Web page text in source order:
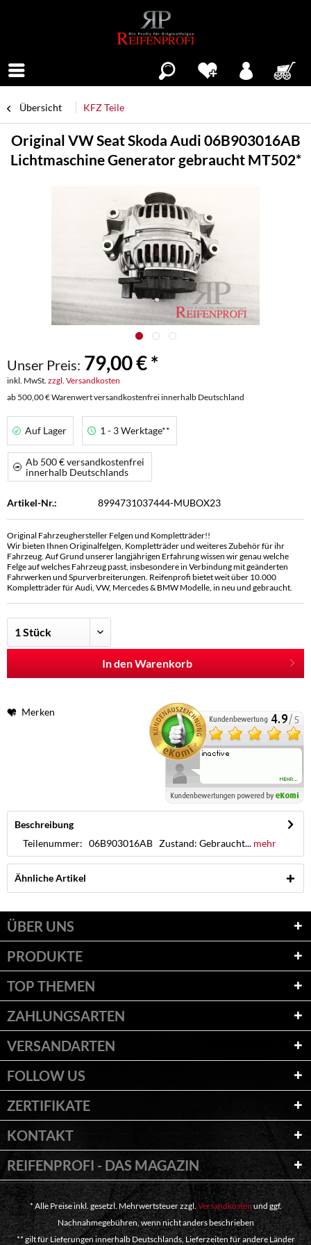
Übersicht KFZ Teile
Original VW Seat Skoda Audi 06B903016AB
Lichtmaschine Generator gebraucht MT502*
Unser Preis: 79,00 € *
inkl. MwSt. zzgl. Versandkosten
ab 500,00 € Warenwert versandkostenfrei innerhalb Deutschland
Auf Lager 1 - 3 Werktage**
Ab 500 € versandkostenfrei
innerhalb Deutschlands
Artikel-Nr.: 8994731037444-MUBOX23
Original Fahrzeughersteller Felgen und Kompletträder!!
Wir bieten Ihnen Originalfelgen, Kompletträder und weiteres Zubehör für ihr
Fahrzeug. Auf Grund unserer langjährigen Erfahrung wissen wir genau welche
Felge auf welches Fahrzeug passt, insbesondere in Verbindung mit geänderten
Fahrwerken und Spurverbreiterungen. Reifenprofi bietet weit über 10.000
Kompletträder für Audi, VW, Mercedes & BMW Modelle, in neu und gebraucht.
In den Warenkorb
Merken
Beschreibung
Teilenummer: 06B903016AB Zustand: Gebraucht... mehr
Ähnliche Artikel
ÜBER UNS
PRODUKTE
TOP THEMEN
ZAHLUNGSARTEN
VERSANDARTEN
FOLLOW US
ZERTIFIKATE
KONTAKT
REIFENPROFI - DAS MAGAZIN
* Alle Preise inkl. gesetzl. Mehrwertsteuer zzgl.Versandkosten und ggf.
Nachnahmegebühren, wenn nicht anders beschrieben
** gilt für Lieferungen innerhalb Deutschlands, Lieferzeiten für andere Länder